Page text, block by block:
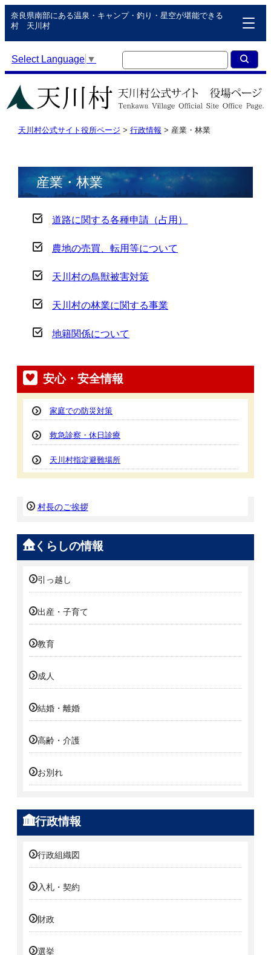
奈良県南部にある温泉・キャンプ・釣り・星空が堪能できる
村 天川村
Select Language ▼
天川村公式サイト役所ページ > 行政情報 > 産業・林業
産業・林業
道路に関する各種申請（占用）
農地の売買、転用等について
天川村の鳥獣被害対策
天川村の林業に関する事業
地籍関係について
安心・安全情報
家庭での防災対策
救急診察・休日診療
天川村指定避難場所
村長のご挨拶
くらしの情報
引っ越し
出産・子育て
教育
成人
結婚・離婚
高齢・介護
お別れ
行政情報
行政組織図
入札・契約
財政
選挙